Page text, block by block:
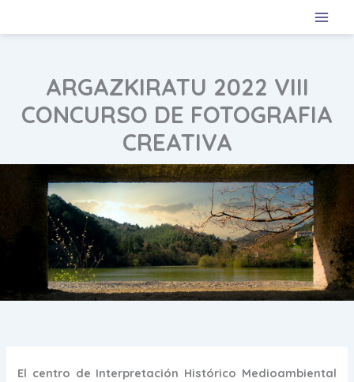
ARGAZKIRATU 2022 VIII
CONCURSO DE FOTOGRAFIA
CREATIVA
El centro de Interpretación Histórico Medioambiental